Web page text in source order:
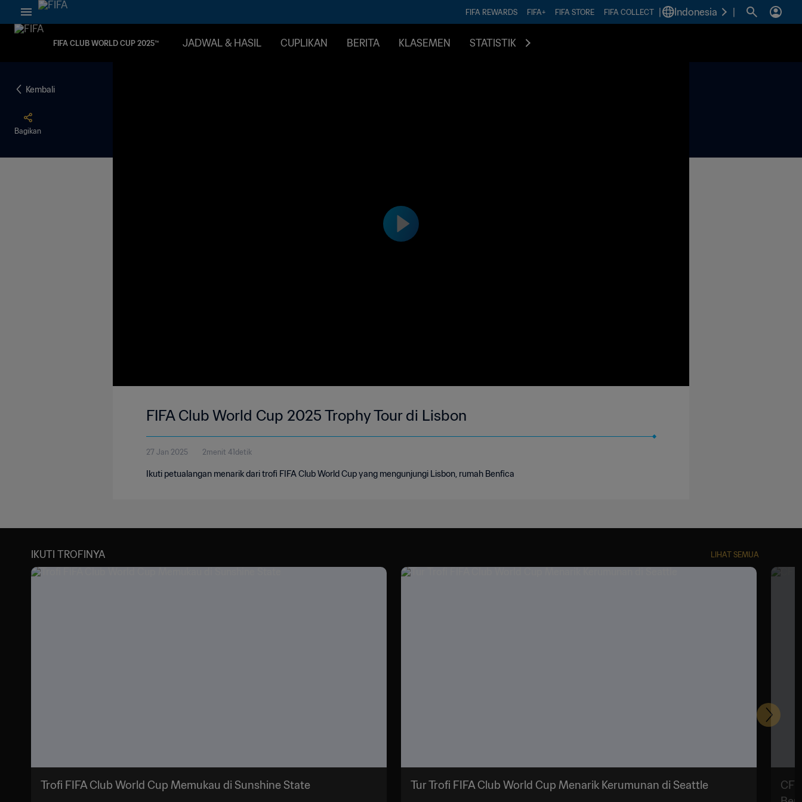
FIFA REWARDS FIFA+ FIFA STORE FIFA COLLECT Indonesia
FIFA CLUB WORLD CUP 2025™ JADWAL & HASIL CUPLIKAN BERITA KLASEMEN STATISTIK
Kembali
Bagikan
FIFA Club World Cup 2025 Trophy Tour di Lisbon
27 Jan 2025 2menit 41detik
Ikuti petualangan menarik dari trofi FIFA Club World Cup yang mengunjungi Lisbon, rumah Benfica
IKUTI TROFINYA LIHAT SEMUA
Trofi FIFA Club World Cup Memukau di Sunshine State Tur Trofi FIFA Club World Cup Menarik Kerumunan di Seattle
CF